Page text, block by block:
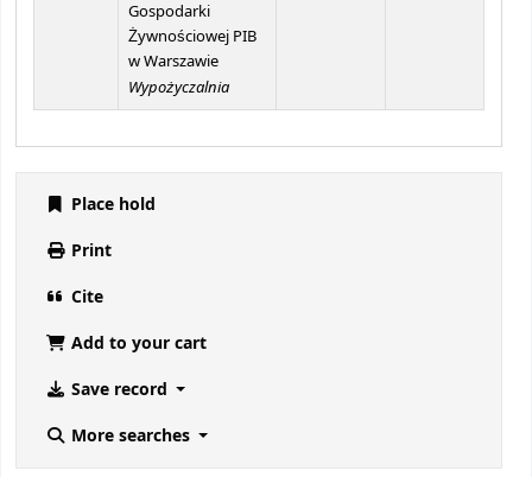
Gospodarki
Żywnościowej PIB
w Warszawie
Wypożyczalnia
Place hold
Print
Cite
Add to your cart
Save record
More searches